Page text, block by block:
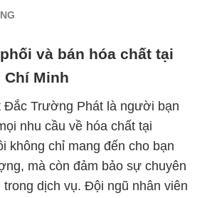
và bán hóa chất tại
Chí Minh
Đắc Trường Phát là người bạn
nhu cầu về hóa chất tại
không chỉ mang đến cho bạn
mà còn đảm bảo sự chuyên
trong dịch vụ. Đội ngũ nhân viên